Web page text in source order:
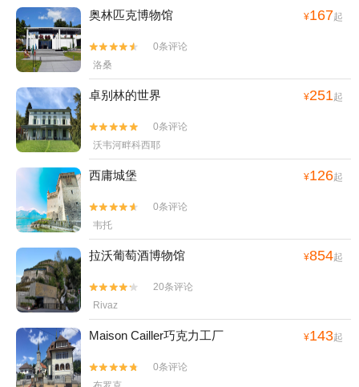
奥林匹克博物馆 ¥167起


0条评论
洛桑
卓别林的世界 ¥251起


0条评论
沃韦河畔科西耶
西庸城堡 ¥126起


0条评论
韦托
拉沃葡萄酒博物馆 ¥854起


20条评论
Rivaz
Maison Cailler巧克力工厂 ¥143起


0条评论